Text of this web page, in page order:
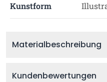
Kunstform
Materialbeschreibung
Kundenbewertungen